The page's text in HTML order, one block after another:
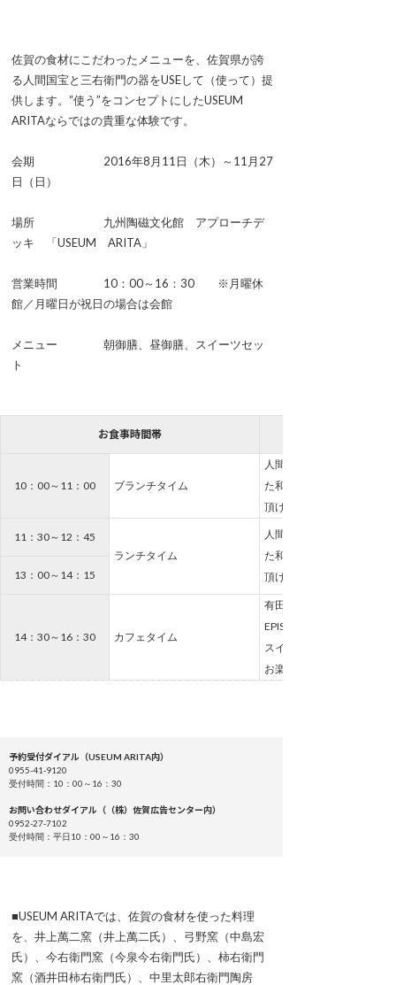
佐賀の食材にこだわったメニューを、佐賀県が誇
る人間国宝と三右衛門の器をUSEして（使って）提
供します。“使う”をコンセプトにしたUSEUM
ARITAならではの貴重な体験です。
会期 2016年8月11日（木）～11月27
日（日）
場所 九州陶磁文化館 アプローチデ
ッキ 「USEUM ARITA」
営業時間 10：00～16：30 ※月曜休
館／月曜日が祝日の場合は会館
メニュー 朝御膳、昼御膳、スイーツセッ
ト
お食事時間帯
10：00～11：00 ブランチタイム
人間国宝、三右衛門の器を
た和食の「朝御膳」をお楽
頂けます。
11：30～12：45
ランチタイム
人間国宝、三右衛門の器を
た和食の「昼御膳」をお楽
頂けます。
13：00～14：15
14：30～16：30 カフェタイム
有田焼創業400年事業「
EPISODE 2」開発商品はど
スイーツとドリンクのセッ
お楽しみ頂けます。
予約受付ダイアル（USEUM ARITA内）
0955-41-9120
受付時間：10：00～16：30
お問い合わせダイアル（（株）佐賀広告センター内）
0952-27-7102
受付時間：平日10：00～16：30
■USEUM ARITAでは、佐賀の食材を使った料理
を、井上萬二窯（井上萬二氏）、弓野窯（中島宏
氏）、今右衛門窯（今泉今右衛門氏）、柿右衛門
窯（酒井田柿右衛門氏）、中里太郎右衛門陶房